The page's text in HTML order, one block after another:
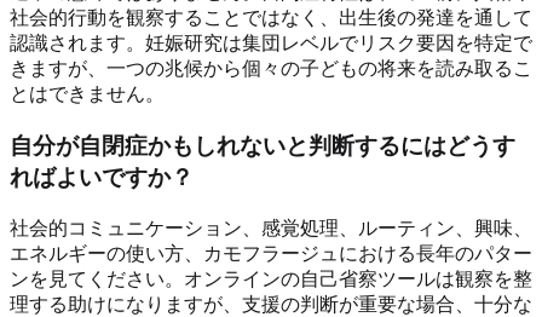
社会的行動を観察することではなく、出生後の発達を通して
認識されます。妊娠研究は集団レベルでリスク要因を特定で
きますが、一つの兆候から個々の子どもの将来を読み取るこ
とはできません。
自分が自閉症かもしれないと判断するにはどうす
ればよいですか？
社会的コミュニケーション、感覚処理、ルーティン、興味、
エネルギーの使い方、カモフラージュにおける長年のパター
ンを見てください。オンラインの自己省察ツールは観察を整
理する助けになりますが、支援の判断が重要な場合、十分な